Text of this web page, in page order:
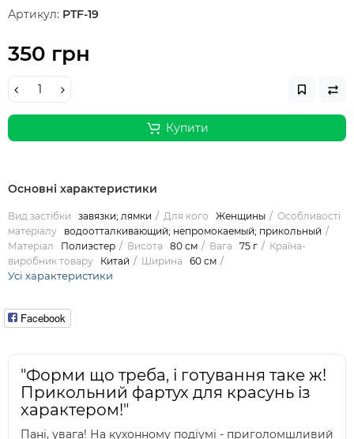
Артикул: PTF-19
350 грн
Купити
Основні характеристики
Вид застібки завязки; лямки Для кого Женщины
Особливості
матеріалу
водоотталкивающий; непромокаемый; прикольный
Матеріал
Полиэстер Висота 80 см Вага 75 г
Країна-
виробник товару
Китай Ширина 60 см
Усі характеристики
Facebook
"Форми що треба, і готування таке ж!
Прикольний фартух для красунь із
характером!"
Пані, увага! На кухонному подіумі - приголомшливий